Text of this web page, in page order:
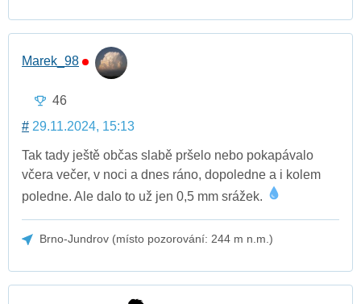
Marek_98
46
# 29.11.2024, 15:13
Tak tady ještě občas slabě pršelo nebo pokapávalo
včera večer, v noci a dnes ráno, dopoledne a i kolem
poledne. Ale dalo to už jen 0,5 mm srážek.
Brno-Jundrov (místo pozorování: 244 m n.m.)